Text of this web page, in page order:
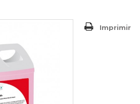
Imprimir